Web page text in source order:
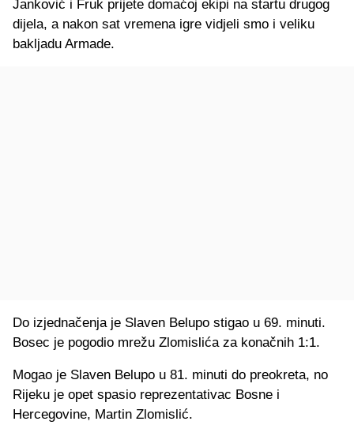
Janković i Fruk prijete domaćoj ekipi na startu drugog
dijela, a nakon sat vremena igre vidjeli smo i veliku
bakljadu Armade.
Do izjednačenja je Slaven Belupo stigao u 69. minuti.
Bosec je pogodio mrežu Zlomislića za konačnih 1:1.
Mogao je Slaven Belupo u 81. minuti do preokreta, no
Rijeku je opet spasio reprezentativac Bosne i
Hercegovine, Martin Zlomislić.